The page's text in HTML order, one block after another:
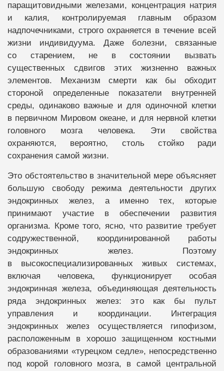
паращитовидными железами, концентрация натрия
и калия, контролируемая главным образом
надпочечниками, строго охраняется в течение всей
жизни индивидуума. Даже болезни, связанные
со старением, не в состоянии вызвать
существенных сдвигов этих жизненно важных
элементов. Механизм смерти как бы обходит
стороной определенные показатели внутренней
среды, одинаково важные и для одиночной клетки
в первичном Мировом океане, и для нервной клетки
головного мозга человека. Эти свойства
охраняются, вероятно, столь стойко ради
сохранения самой жизни.
Это обстоятельство в значительной мере объясняет
большую свободу режима деятельности других
эндокринных желез, а именно тех, которые
принимают участие в обеспечении развития
организма. Кроме того, ясно, что развитие требует
содружественной, координированной работы
эндокринных желез. Поэтому
в высокоспециализированных живых системах,
включая человека, функционирует особая
эндокринная железа, объединяющая деятельность
ряда эндокринных желез: это как бы пульт
управления и координации. Интеграция
эндокринных желез осуществляется гипофизом,
расположенным в хорошо защищенном костными
образованиями «турецком седле», непосредственно
под корой головного мозга, в самой центральной